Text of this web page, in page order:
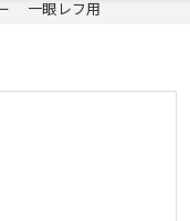
一眼レフ用